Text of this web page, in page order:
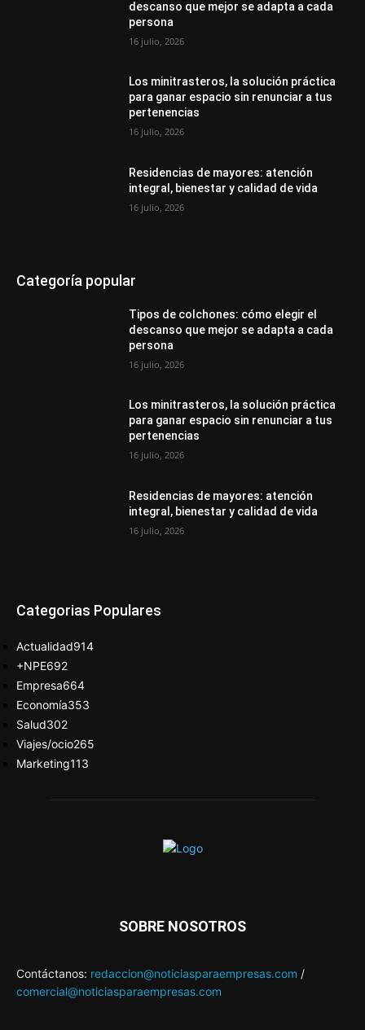
descanso que mejor se adapta a cada
persona
16 julio, 2026
Los minitrasteros, la solución práctica
para ganar espacio sin renunciar a tus
pertenencias
16 julio, 2026
Residencias de mayores: atención
integral, bienestar y calidad de vida
16 julio, 2026
Categoría popular
Tipos de colchones: cómo elegir el
descanso que mejor se adapta a cada
persona
16 julio, 2026
Los minitrasteros, la solución práctica
para ganar espacio sin renunciar a tus
pertenencias
16 julio, 2026
Residencias de mayores: atención
integral, bienestar y calidad de vida
16 julio, 2026
Categorias Populares
Actualidad914
+NPE692
Empresa664
Economía353
Salud302
Viajes/ocio265
Marketing113
SOBRE NOSOTROS
Contáctanos: redaccion@noticiasparaempresas.com /
comercial@noticiasparaempresas.com